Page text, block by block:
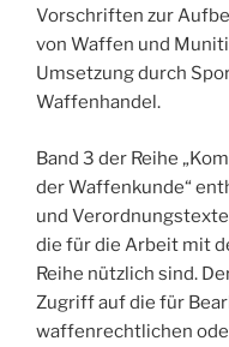
Vorschriften zur
von Waffen und
Umsetzung durch
Waffenhandel.
Band 3 der Reihe
der Waffenkunde“
und
die für die Arbeit mit
Reihe nützlich sind.
Zugriff auf die für
waffenrechtlichen